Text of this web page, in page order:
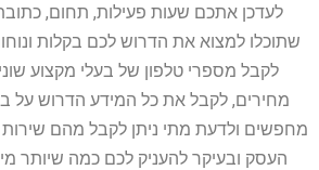
לעדכן אתכם שעות פעילות, תחום,
שתוכלו למצוא את הדרוש לכם בקלות
לקבל מספרי טלפון של בעלי מקצוע
מחירים, לקבל את כל המידע הדרוש על
מחפשים ולדעת מתי ניתן לקבל מהם שירות
העסק ובעיקר להעניק לכם כמה שיותר